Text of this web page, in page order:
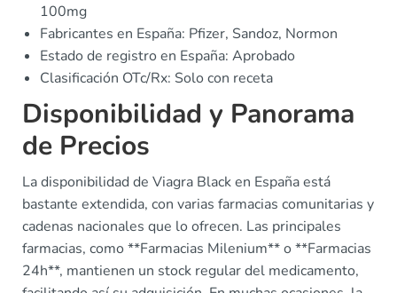
100mg
Fabricantes en España: Pfizer, Sandoz, Normon
Estado de registro en España: Aprobado
Clasificación OTc/Rx: Solo con receta
Disponibilidad y Panorama
de Precios
La disponibilidad de Viagra Black en España está
bastante extendida, con varias farmacias comunitarias y
cadenas nacionales que lo ofrecen. Las principales
farmacias, como **Farmacias Milenium** o **Farmacias
24h**, mantienen un stock regular del medicamento,